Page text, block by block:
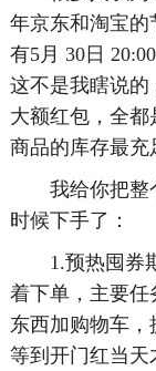
年京东和淘宝的
有5月 30日
这不是我瞎说的
大额红包，全都
商品的库存最充
我给你把整个
时候下手了：
1.预热囤券期
着下单，主要任
东西加购物车，
等到开门红当